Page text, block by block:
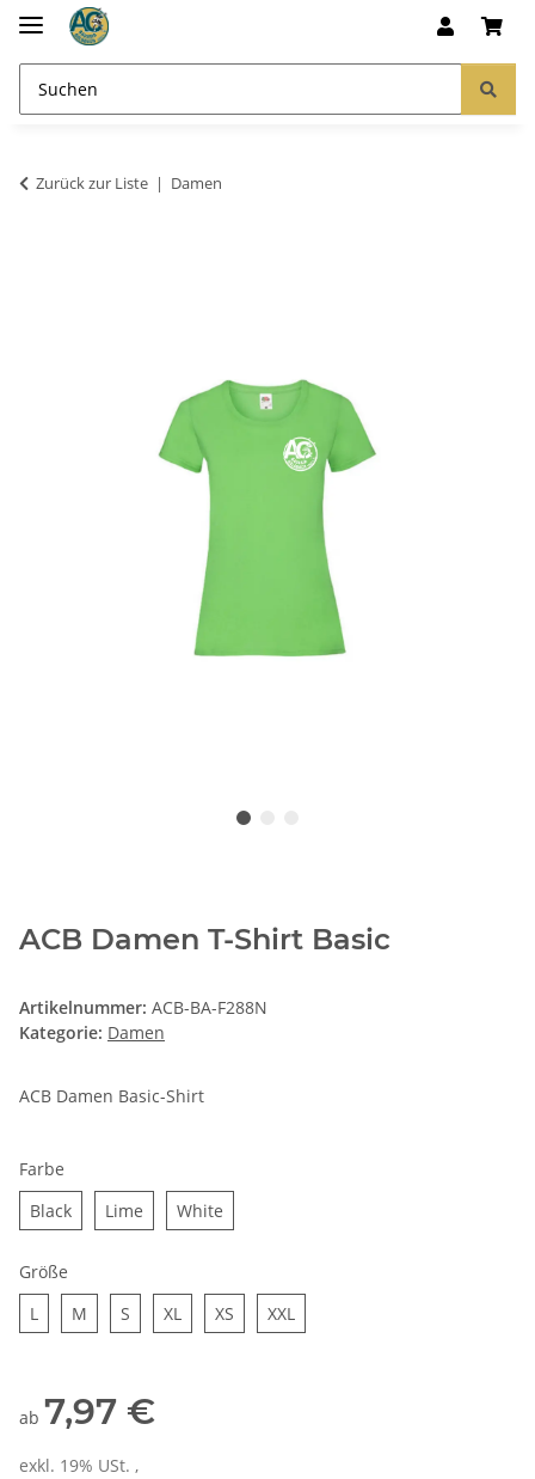
Zurück zur Liste Damen
ACB Damen T-Shirt Basic
Artikelnummer: ACB-BA-F288N
Kategorie: Damen
ACB Damen Basic-Shirt
Farbe
BlackBlackLime LimeWhite
Größe
L
M S XL XS XXL
ab 7,97 €
exkl. 19% USt. ,